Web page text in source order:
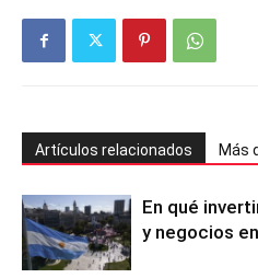
Artículos relacionados Más
En qué
y negocios